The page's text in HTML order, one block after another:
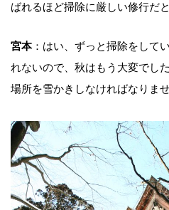
ばれるほど掃除に厳しい修行だ
宮本：はい、ずっと掃除をして
れないので、秋はもう大変でし
場所を雪かきしなければなりませ